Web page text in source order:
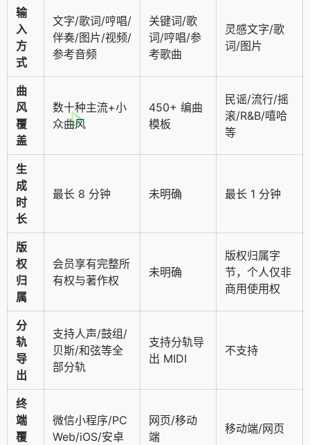
输
入
方
式
文字/歌词/哼唱/
伴奏/图片/视频/
参考音频
关键词/歌
词/哼唱/参
考歌曲
灵感文字/歌
词/图片
曲
风
覆
盖
数十种主流+小
众曲风
450+ 编曲
模板
民谣/流行/摇
滚/R&B/嘻哈
等
生
成
时
长
最长 8 分钟 未明确 最长 1 分钟
版
权
归
属
会员享有完整所
有权与著作权
未明确
版权归属字
节，个人仅非
商用使用权
分
轨
导
出
支持人声/鼓组/
贝斯/和弦等全
部分轨
支持分轨导
出 MIDI
不支持
终
端
覆
微信小程序/PC
Web/iOS/安卓
网页/移动
端
移动端/网页